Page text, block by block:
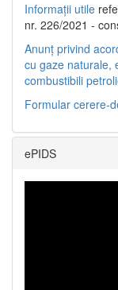
Informații utile
nr. 226/2021 -
Anunț privind
cu gaze naturale,
combustibili
Formular cerere-
ePIDS